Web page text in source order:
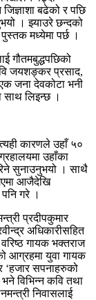
बढेको र पछि
। झ्याउरे छन्दको
मध्येमा पर्छ ।
गौतमबुद्धपछिको
जयशङ्कर प्रसाद,
एक जना देवकोटा भनी
साथ लिइन्छ ।
कारणले उहाँ ५०
उहाँका
सुनाउनुभयो । साथै
आजैदेखि
गरे ।
प्रदीपकुमार
अधिकारीसहित
गायक भक्तराज
आग्रहमा युवा गायक
‘हजार सपनाहरुको
विभिन्न कवि तथा
निवासलाई